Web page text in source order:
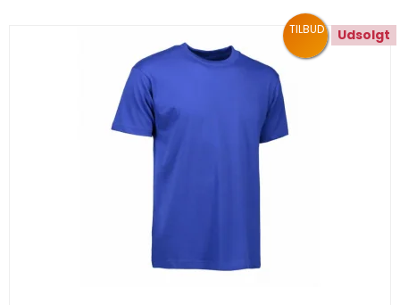
TILBUD Udsolgt